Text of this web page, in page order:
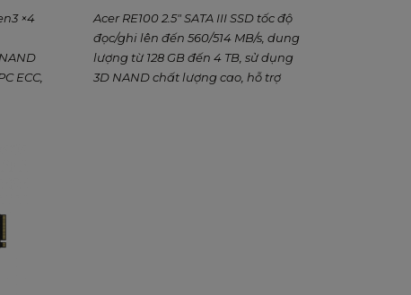
×4
ECC,
Acer RE100 2.5" SATA III SSD tốc độ
đọc/ghi lên đến 560/514 MB/s, dung
lượng từ 128 GB đến 4 TB, sử dụng
3D NAND chất lượng cao, hỗ trợ